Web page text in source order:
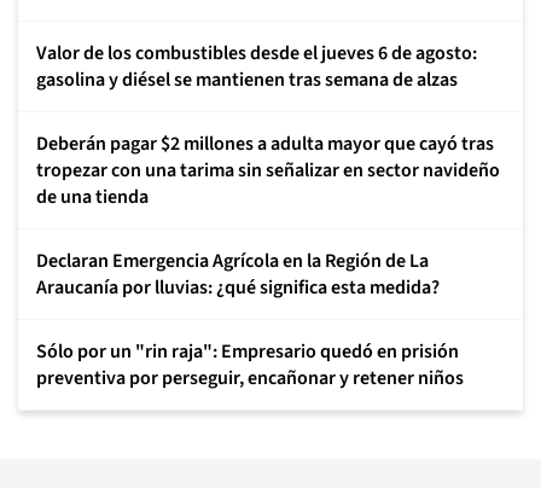
Valor de los combustibles desde el jueves 6 de agosto:
gasolina y diésel se mantienen tras semana de alzas
Deberán pagar $2 millones a adulta mayor que cayó tras
tropezar con una tarima sin señalizar en sector navideño
de una tienda
Declaran Emergencia Agrícola en la Región de La
Araucanía por lluvias: ¿qué significa esta medida?
Sólo por un "rin raja": Empresario quedó en prisión
preventiva por perseguir, encañonar y retener niños